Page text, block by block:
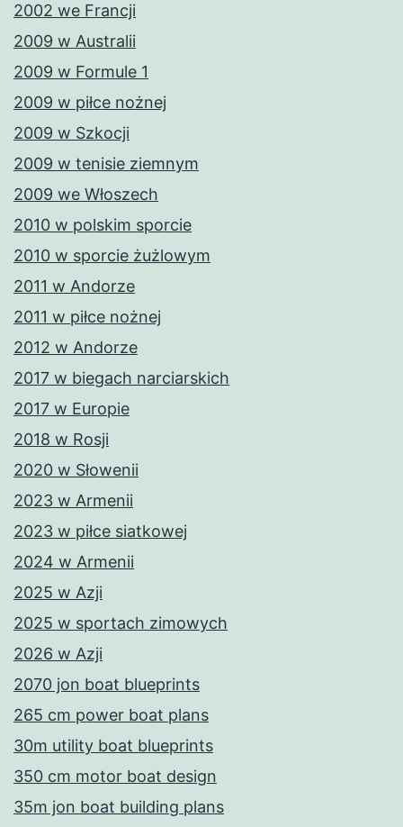
2002 we Francji
2009 w Australii
2009 w Formule 1
2009 w piłce nożnej
2009 w Szkocji
2009 w tenisie ziemnym
2009 we Włoszech
2010 w polskim sporcie
2010 w sporcie żużlowym
2011 w Andorze
2011 w piłce nożnej
2012 w Andorze
2017 w biegach narciarskich
2017 w Europie
2018 w Rosji
2020 w Słowenii
2023 w Armenii
2023 w piłce siatkowej
2024 w Armenii
2025 w Azji
2025 w sportach zimowych
2026 w Azji
2070 jon boat blueprints
265 cm power boat plans
30m utility boat blueprints
350 cm motor boat design
35m jon boat building plans